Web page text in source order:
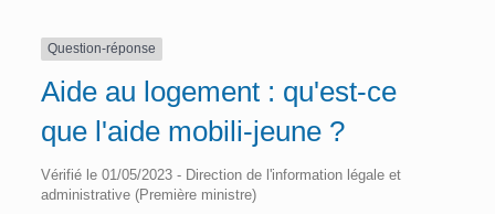
Question-réponse
Aide au logement : qu'est-ce
que l'aide mobili-jeune ?
Vérifié le 01/05/2023 - Direction de l'information légale et
administrative (Première ministre)